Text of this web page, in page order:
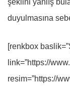
şeklini yanlış
duyulmasına
[renkbox
link=”https://
resim=”https://